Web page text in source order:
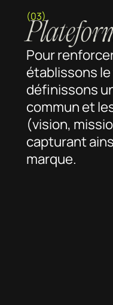
(03)
Pour
établissons
définissons
commun et
(vision,
capturant
marque.